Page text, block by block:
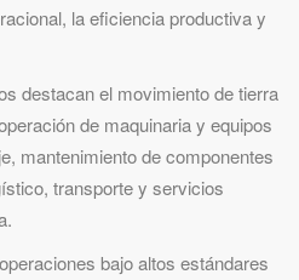
la eficiencia productiva y
destacan el movimiento de tierra
de maquinaria y equipos
mantenimiento de componentes
transporte y servicios
bajo altos estándares